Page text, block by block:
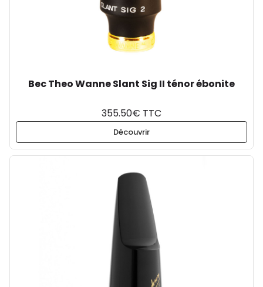
Bec Theo Wanne Slant Sig II ténor ébonite
355.50€ TTC
Découvrir